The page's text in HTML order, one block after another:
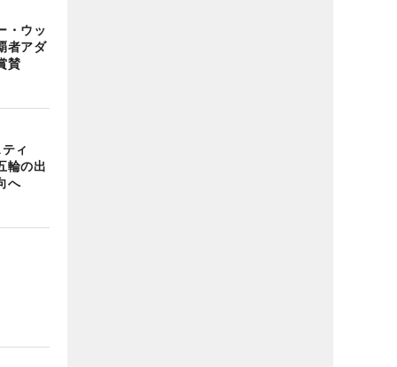
・ウッ
者アダ
賛
ィ
輪の出
へ